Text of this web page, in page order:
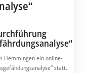
Hemmingen ein online-
statt.